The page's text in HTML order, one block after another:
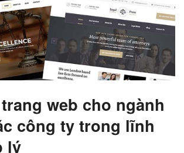
web cho ngành
công ty trong lĩnh
lý